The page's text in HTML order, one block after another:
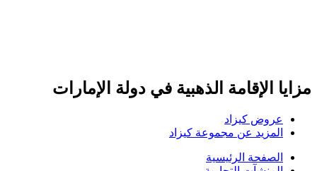
الإقامة الذهبية في دولة الإمارات
كيزاد
عن مجموعة كيزاد
الرئيسية